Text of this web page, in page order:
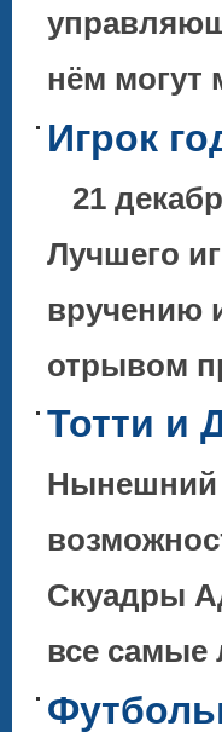
нём могут
Игрок
21
Лучшего
вручению
отрывом
Тотти и
Нынешний
Скуадры
все самые